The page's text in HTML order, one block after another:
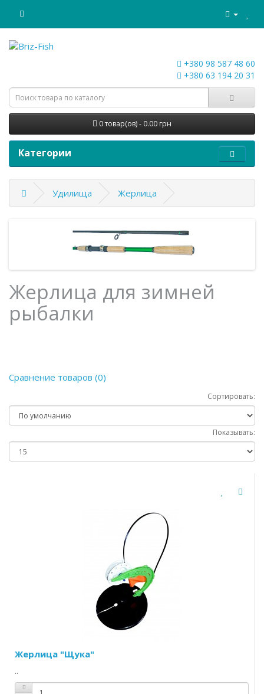
+380 98 587 48 60
+380 63 194 20 31
0 товар(ов) - 0.00 грн
Категории
Удилища Жерлица
Жерлица для зимней
рыбалки
Сравнение товаров (0)
Сортировать:
Показывать:
Жерлица "Щука"
..